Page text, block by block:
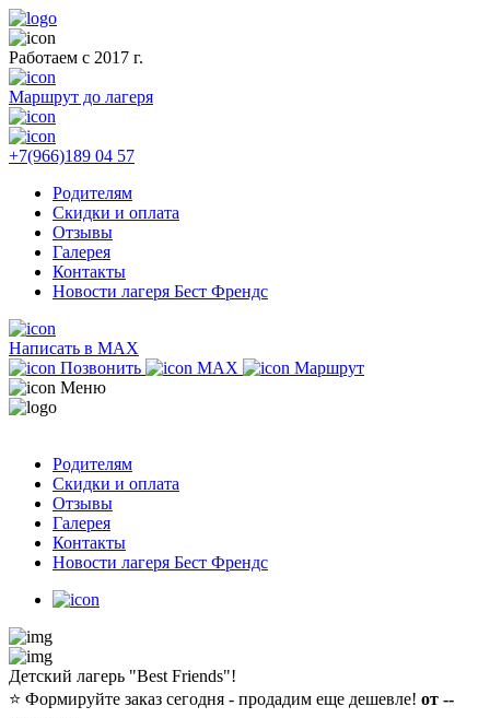
Работаем с 2017 г.
Маршрут до лагеря
+7(966)189 04 57
Родителям
Скидки и оплата
Отзывы
Галерея
Контакты
Новости лагеря Бест Френдс
Написать в MAX
Позвонить
MAX
Маршрут
Меню
Родителям
Скидки и оплата
Отзывы
Галерея
Контакты
Новости лагеря Бест Френдс
Детский лагерь "Best Friends"!
⭐️ Формируйте заказ сегодня - продадим еще дешевле! от --